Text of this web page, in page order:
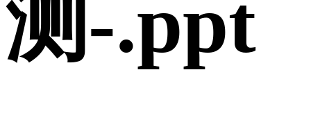
测-.ppt